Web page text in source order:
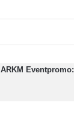
ARKM Eventpromo: